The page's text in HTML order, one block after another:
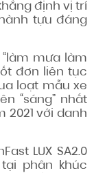
định vị trí
tựu đáng
“làm mưa làm
đơn liên tục
loạt mẫu xe
“sáng” nhất
2021 với danh
LUX SA2.0
phân khúc